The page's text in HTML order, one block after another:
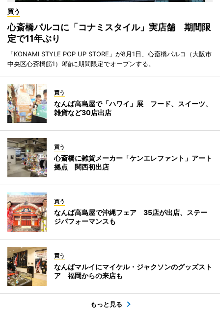
買う
心斎橋パルコに「コナミスタイル」実店舗 期間限
定で11年ぶり
「KONAMI STYLE POP UP STORE」が8月1日、心斎橋パルコ（大阪市
中央区心斎橋筋1）9階に期間限定でオープンする。
買う
なんば高島屋で「ハワイ」展 フード、スイーツ、
雑貨など30店出店
買う
心斎橋に雑貨メーカー「ケンエレファント」アート
拠点 関西初出店
買う
なんば高島屋で沖縄フェア 35店が出店、ステー
ジパフォーマンスも
買う
なんばマルイにマイケル・ジャクソンのグッズスト
ア 福岡からの来店も
もっと見る